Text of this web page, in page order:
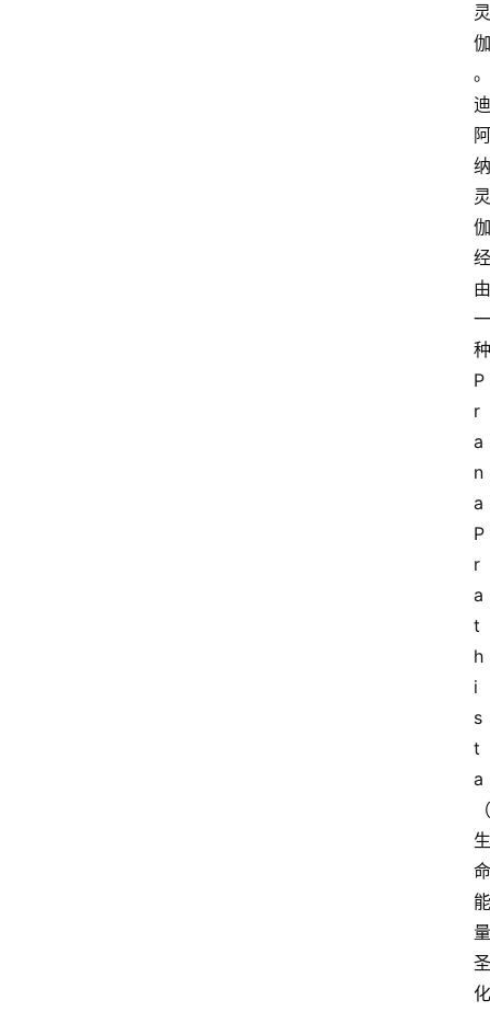
灵
伽
。
迪
阿
纳
灵
伽
经
由
一
种
P
r
a
n
a
P
r
a
t
h
i
s
t
a
（
生
命
能
量
圣
化